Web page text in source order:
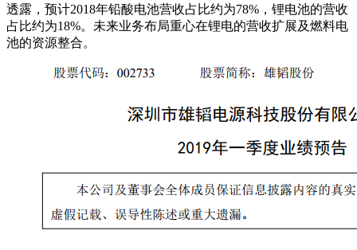
透露，预计2018年铅酸电池营收占比约为78%，锂电池的营收
占比约为18%。未来业务布局重心在锂电的营收扩展及燃料电
池的资源整合。